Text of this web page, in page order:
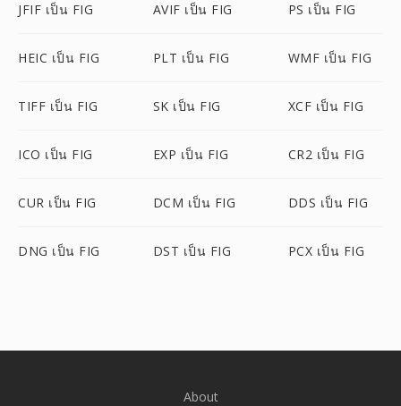
JFIF เป็น FIG AVIF เป็น FIG PS เป็น FIG
HEIC เป็น FIG PLT เป็น FIG WMF เป็น FIG
TIFF เป็น FIG SK เป็น FIG XCF เป็น FIG
ICO เป็น FIG EXP เป็น FIG CR2 เป็น FIG
CUR เป็น FIG DCM เป็น FIG DDS เป็น FIG
DNG เป็น FIG DST เป็น FIG PCX เป็น FIG
About